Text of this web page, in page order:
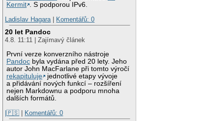
Kermit . S podporou IPv6.
Ladislav Hagara | Komentářů: 0
20 let Pandoc
4.8. 11:11 | Zajímavý článek
První verze konverzního nástroje
Pandoc byla vydána před 20 lety. Jeho
autor John MacFarlane při tomto výročí
rekapituluje
jednotlivé etapy vývoje
a přidávání nových funkcí – rozšíření
nejen Markdownu a podporu mnoha
dalších formátů.
|🇵🇸 | Komentářů: 0